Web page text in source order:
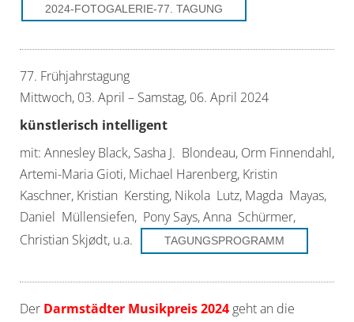
2024-FOTOGALERIE-77. TAGUNG
77. Frühjahrstagung
Mittwoch, 03. April – Samstag, 06. April 2024
künstlerisch intelligent
mit: Annesley Black, Sasha J. Blondeau, Orm Finnendahl,
Artemi-Maria Gioti, Michael Harenberg, Kristin
Kaschner, Kristian Kersting, Nikola Lutz, Magda Mayas,
Daniel Müllensiefen, Pony Says, Anna Schürmer,
Christian Skjødt, u.a.
TAGUNGSPROGRAMM
Der Darmstädter Musikpreis 2024 geht an die